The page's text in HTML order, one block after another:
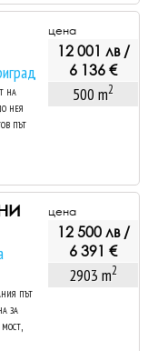
на
нея
път
цена
12 001 лв /
6 136 €
500 m2
път
за
цена
12 500 лв /
6 391 €
2903 m2